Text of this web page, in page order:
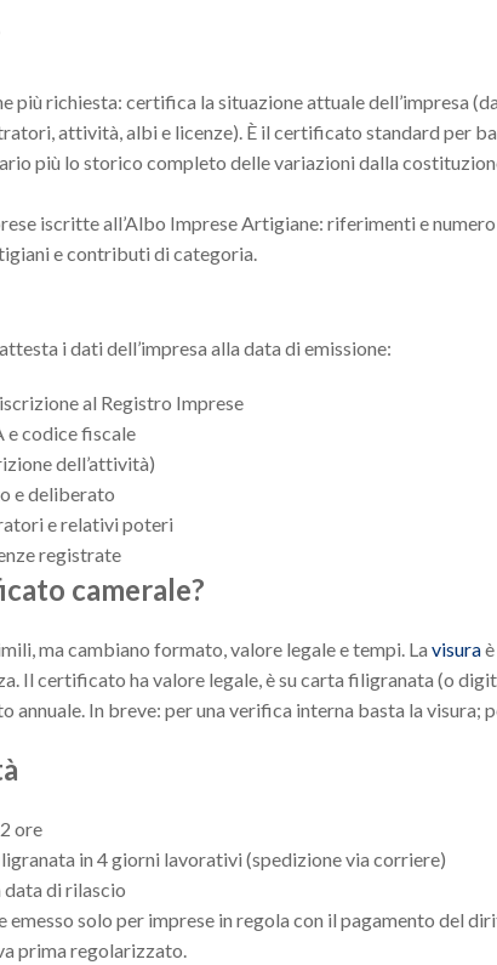
più richiesta: certifica la situazione attuale dell’impresa
attività, albi e licenze). È il certificato standard per
più lo storico completo delle variazioni dalla
iscritte all’Albo Imprese Artigiane: riferimenti e
e contributi di categoria.
i dati dell’impresa alla data di emissione:
al Registro Imprese
e codice fiscale
dell’attività)
e deliberato
e relativi poteri
registrate
camerale?
ma cambiano formato, valore legale e tempi. La visura
Il certificato ha valore legale, è su carta filigranata (o
annuale. In breve: per una verifica interna basta la visura;
ore
in 4 giorni lavorativi (spedizione via corriere)
di rilascio
solo per imprese in regola con il pagamento del
prima regolarizzato.